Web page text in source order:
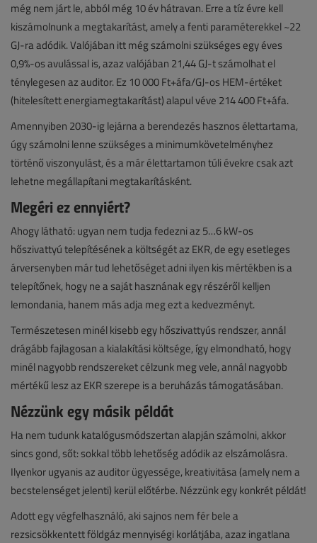
még nem járt le, abból még 10 év hátravan. Erre a tíz évre kell
kiszámolnunk a megtakarítást, amely a fenti paraméterekkel ~22
GJ-ra adódik. Valójában itt még számolni szükséges egy éves
0,9%-os avulással is, azaz valójában 21,44 GJ-t számolhat el
ténylegesen az auditor. Ez 10 000 Ft+áfa/GJ-os HEM-értéket
(hitelesített energiamegtakarítást) alapul véve 214 400 Ft+áfa.
Amennyiben 2030-ig lejárna a berendezés hasznos élettartama,
úgy számolni lenne szükséges a minimumkövetelményhez
történő viszonyulást, és a már élettartamon túli évekre csak azt
lehetne megállapítani megtakarításként.
Megéri ez ennyiért?
Ahogy látható: ugyan nem tudja fedezni az 5…6 kW-os
hőszivattyú telepítésének a költségét az EKR, de egy esetleges
árversenyben már tud lehetőséget adni ilyen kis mértékben is a
telepítőnek, hogy ne a saját hasznának egy részéről kelljen
lemondania, hanem más adja meg ezt a kedvezményt.
Természetesen minél kisebb egy hőszivattyús rendszer, annál
drágább fajlagosan a kialakítási költsége, így elmondható, hogy
minél nagyobb rendszereket célzunk meg vele, annál nagyobb
mértékű lesz az EKR szerepe is a beruházás támogatásában.
Nézzünk egy másik példát
Ha nem tudunk katalógusmódszertan alapján számolni, akkor
sincs gond, sőt: sokkal több lehetőség adódik az elszámolásra.
Ilyenkor ugyanis az auditor ügyessége, kreativitása (amely nem a
becstelenséget jelenti) kerül előtérbe. Nézzünk egy konkrét példát!
Adott egy végfelhasználó, aki sajnos nem fér bele a
rezsicsökkentett földgáz mennyiségi korlátjába, azaz ingatlana